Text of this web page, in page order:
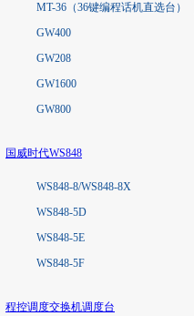
MT-36（36键编程话机直选台）
GW400
GW208
GW1600
GW800
国威时代WS848
WS848-8/WS848-8X
WS848-5D
WS848-5E
WS848-5F
程控调度交换机调度台